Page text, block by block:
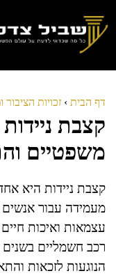
לתוכן
דף הבית › זכויות
קצבת
משפטיים
קצבת ניידות היא
מעמידה עבור
עצמאות ואיכות
רכב חשמליים
הנוגעות לזכאות